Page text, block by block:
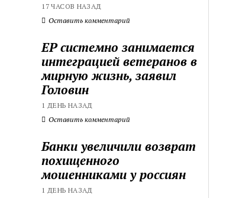
17 ЧАСОВ НАЗАД
Оставить комментарий
ЕР системно занимается
интеграцией ветеранов в
мирную жизнь, заявил
Головин
1 ДЕНЬ НАЗАД
Оставить комментарий
Банки увеличили возврат
похищенного
мошенниками у россиян
1 ДЕНЬ НАЗАД